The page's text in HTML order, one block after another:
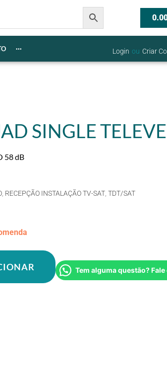
··· Login ou Criar
SINGLE
58 dB
RECEPÇÃO INSTALAÇÃO TV-SAT TDT/SAT
Tem alguma questão?